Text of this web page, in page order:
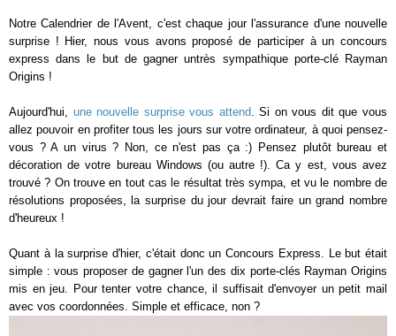
Notre Calendrier de l'Avent, c'est chaque jour l'assurance d'une nouvelle
surprise ! Hier, nous vous avons proposé de participer à un concours
express dans le but de gagner untrès sympathique porte-clé Rayman
Origins !
Aujourd'hui, une nouvelle surprise vous attend. Si on vous dit que vous
allez pouvoir en profiter tous les jours sur votre ordinateur, à quoi pensez-
vous ? A un virus ? Non, ce n'est pas ça :) Pensez plutôt bureau et
décoration de votre bureau Windows (ou autre !). Ca y est, vous avez
trouvé ? On trouve en tout cas le résultat très sympa, et vu le nombre de
résolutions proposées, la surprise du jour devrait faire un grand nombre
d'heureux !
Quant à la surprise d'hier, c'était donc un Concours Express. Le but était
simple : vous proposer de gagner l'un des dix porte-clés Rayman Origins
mis en jeu. Pour tenter votre chance, il suffisait d'envoyer un petit mail
avec vos coordonnées. Simple et efficace, non ?